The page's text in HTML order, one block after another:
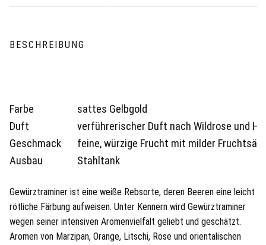
BESCHREIBUNG
Farbe
sattes Gelbgold
Duft
verführerischer Duft nach Wildrose und
Geschmack
feine, würzige Frucht mit milder
Ausbau
Stahltank
Gewürztraminer ist eine weiße Rebsorte, deren Beeren eine leicht
rötliche Färbung aufweisen. Unter Kennern wird Gewürztraminer
wegen seiner intensiven Aromenvielfalt geliebt und geschätzt.
Aromen von Marzipan, Orange, Litschi, Rose und orientalischen